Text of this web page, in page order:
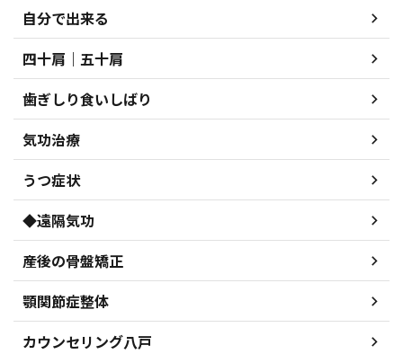
自分で出来る
四十肩｜五十肩
歯ぎしり食いしばり
気功治療
うつ症状
◆遠隔気功
産後の骨盤矯正
顎関節症整体
カウンセリング八戸